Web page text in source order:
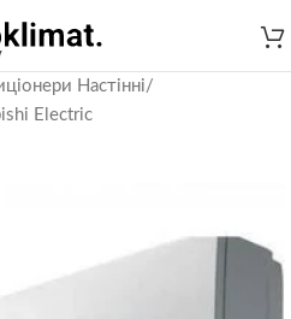
Настінні/
Electric